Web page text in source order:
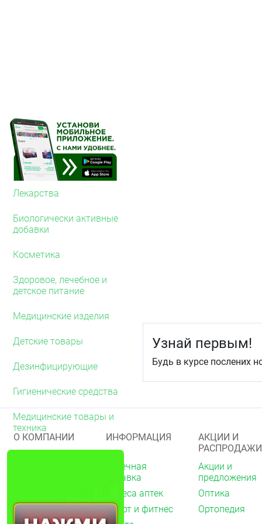
Лекарства
Биологически активные
добавки
Косметика
Здоровое, лечебное и
детское питание
Медицинские изделия
Детские товары
Дезинфицирующие
Гигиенические средства
Медицинские товары и
техника
Для вагинального
Лёжа на спине,
полного растворения
Аллергические
половом члене
В случае их
Если любые из
заметили любые
об этом врачу.
Узнай первым!
Будь в курсе послених
О КОМПАНИИ
Новости
ИНФОРМАЦИЯ
Аптечная
справка
Адреса аптек
Спорт и фитнес
АКЦИИ И
РАСПРОДАЖИ
Акции и
предложения
Оптика
Ортопедия